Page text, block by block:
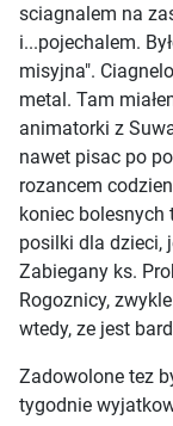
sciagnalem na
i...pojechalem.
misyjna".
metal. Tam
animatorki z
nawet pisac po
rozancem
koniec bolesnych
posilki dla dzieci,
Zabiegany ks.
Rogoznicy,
wtedy, ze jest
Zadowolone tez
tygodnie